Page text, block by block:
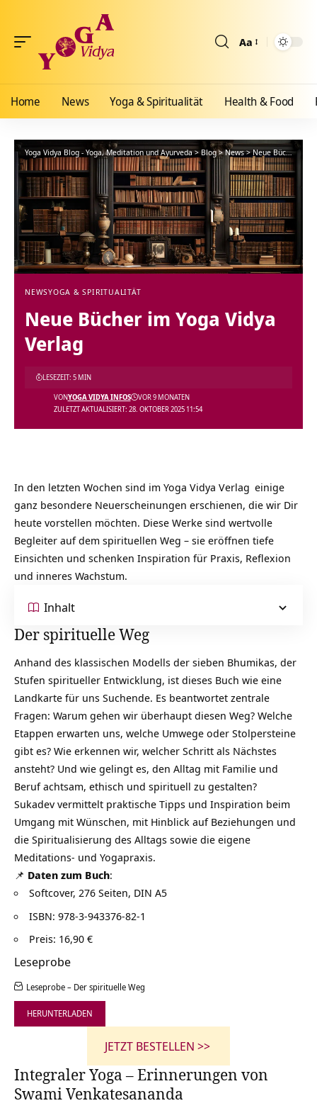
Aa
Home News Yoga & Spiritualität Health & Food
Yoga Vidya Blog - Yoga, Meditation und Ayurveda>Blog>News>Neue Bücher im Yoga Vidya Verlag
NEWSYOGA & SPIRITUALITÄT
Neue Bücher im Yoga Vidya
Verlag
ZULETZT AKTUALISIERT: 28. OKTOBER 2025 11:54
VONYOGA VIDYA INFOS VOR 9 MONATEN
LESEZEIT: 5 MIN
In den letzten Wochen sind im Yoga Vidya Verlag einige
ganz besondere Neuerscheinungen erschienen, die wir Dir
heute vorstellen möchten. Diese Werke sind wertvolle
Begleiter auf dem spirituellen Weg – sie eröffnen tiefe
Einsichten und schenken Inspiration für Praxis, Reflexion
und inneres Wachstum.
Inhalt
Der spirituelle Weg
Anhand des klassischen Modells der sieben Bhumikas, der
Stufen spiritueller Entwicklung, ist dieses Buch wie eine
Landkarte für uns Suchende. Es beantwortet zentrale
Fragen: Warum gehen wir überhaupt diesen Weg? Welche
Etappen erwarten uns, welche Umwege oder Stolpersteine
gibt es? Wie erkennen wir, welcher Schritt als Nächstes
ansteht? Und wie gelingt es, den Alltag mit Familie und
Beruf achtsam, ethisch und spirituell zu gestalten?
Sukadev vermittelt praktische Tipps und Inspiration beim
Umgang mit Wünschen, mit Hinblick auf Beziehungen und
die Spiritualisierung des Alltags sowie die eigene
Meditations- und Yogapraxis.
📌 Daten zum Buch:
Softcover, 276 Seiten, DIN A5
ISBN: 978-3-943376-82-1
Preis: 16,90 €
Leseprobe
Leseprobe – Der spirituelle Weg
HERUNTERLADEN
JETZT BESTELLEN >>
Integraler Yoga – Erinnerungen von
Swami Venkatesananda